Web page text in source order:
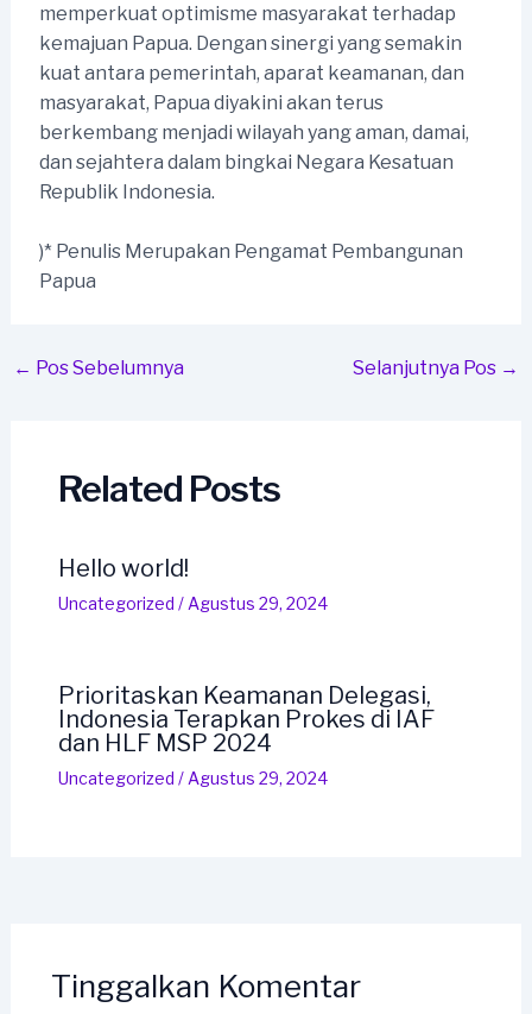
memperkuat optimisme masyarakat terhadap
kemajuan Papua. Dengan sinergi yang semakin
kuat antara pemerintah, aparat keamanan, dan
masyarakat, Papua diyakini akan terus
berkembang menjadi wilayah yang aman, damai,
dan sejahtera dalam bingkai Negara Kesatuan
Republik Indonesia.
)* Penulis Merupakan Pengamat Pembangunan
Papua
Post
← Pos Sebelumnya Selanjutnya Pos →
Related Posts
Hello world!
Uncategorized / Agustus 29, 2024
Prioritaskan Keamanan Delegasi,
Indonesia Terapkan Prokes di IAF
dan HLF MSP 2024
Uncategorized / Agustus 29, 2024
Tinggalkan Komentar